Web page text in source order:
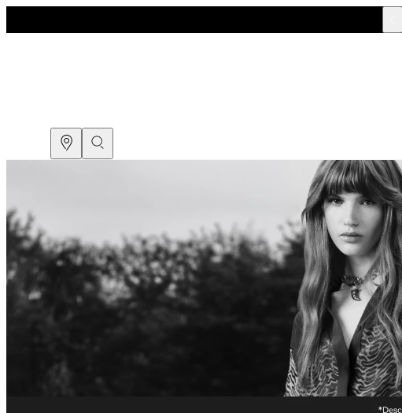
ENCONTRE UMA LOJA